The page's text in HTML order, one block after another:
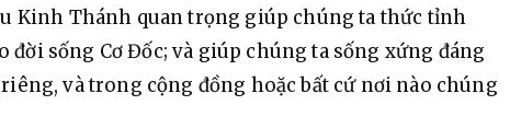
Kinh Thánh quan trọng giúp chúng ta thức tỉnh
sống Cơ Đốc; và giúp chúng ta sống xứng đáng
và trong cộng đồng hoặc bất cứ nơi nào chúng